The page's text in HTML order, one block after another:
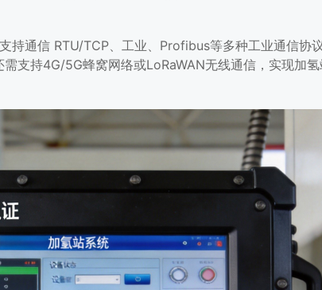
持通信 RTU/TCP、工业、Profibus等多种工业通信协
支持4G/5G蜂窝网络或LoRaWAN无线通信，实现加